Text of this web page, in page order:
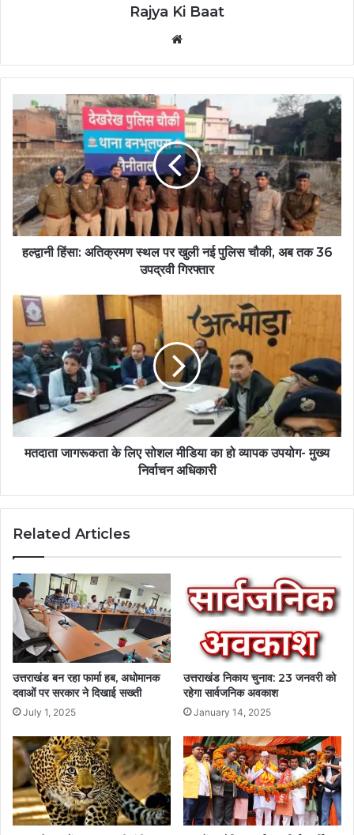
Rajya Ki Baat
हल्द्वानी हिंसा: अतिक्रमण स्थल पर खुली नई पुलिस चौकी, अब तक 36
उपद्रवी गिरफ्तार
मतदाता जागरूकता के लिए सोशल मीडिया का हो व्यापक उपयोग- मुख्य
निर्वाचन अधिकारी
Related Articles
उत्तराखंड बन रहा फार्मा हब, अधोमानक
दवाओं पर सरकार ने दिखाई सख्ती
July 1, 2025
उत्तराखंड निकाय चुनाव: 23 जनवरी को
रहेगा सार्वजनिक अवकाश
January 14, 2025